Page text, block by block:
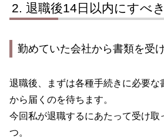
退職後14日以内にすべ
勤めていた会社から書類を受
退職後、まずは各種手続きに必要な
から届くのを待ちます。
今回私が退職するにあたって受け取
つ。